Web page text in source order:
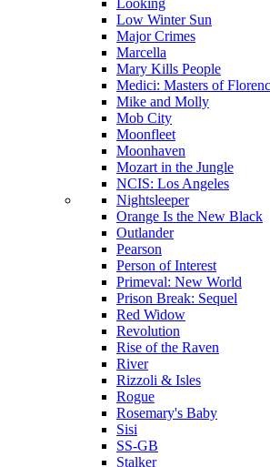
Looking
Low Winter Sun
Major Crimes
Marcella
Mary Kills People
Medici: Masters of
Mike and Molly
Mob City
Moonfleet
Moonhaven
Mozart in the Jungle
NCIS: Los Angeles
Nightsleeper
Orange Is the New Black
Outlander
Pearson
Person of Interest
Primeval: New World
Prison Break: Sequel
Red Widow
Revolution
Rise of the Raven
River
Rizzoli & Isles
Rogue
Rosemary's Baby
Sisi
SS-GB
Stalker